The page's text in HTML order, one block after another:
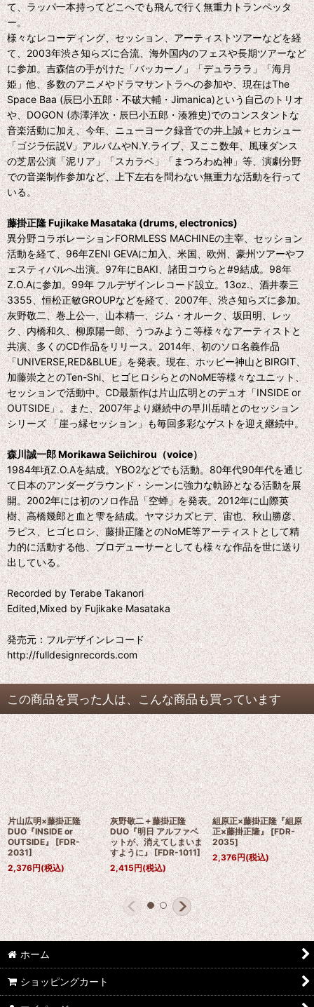
て、ラッパ一本持ってどこへでも飛んで行く無重力トランペッタ
ー。
様々なレコーディング、セッション、アーティストツアーなどを経
て、2003年渋さ知らズに合流、海外国内のフェスや長期ツアーなど
に参加。吉森信の手がけた「バッカーノ」「デュラララ」「海月
姫」他、多数のアニメやドラマサントラへの参加や、現在はThe
Space Baa (辰巳小五郎・不破大輔・Jimanica)という自己のトリオ
や、DOGON (赤澤洋次・辰巳小五郎・湊雅史)でのコンスタントな
音楽活動に加え、今年、ニューヨーク録音での井上誠＋ヒカシュー
「ゴジラ伝説V」アルバムやN.Y.ライブ、又ここ数年、風瑓ダンス
の芝居公演「泥リア」「スカラベ」「まつろわぬ神」等、演劇分野
での音楽制作参加など、上下左右を問わない無重力な活動を行って
いる。
藤掛正隆 Fujikake Masataka (drums, electronics)
異分野コラボレーションFORMLESS MACHINEの主宰、セッション
活動を経て、96年ZENI GEVAに加入、米国、欧州、豪州ツアーやフ
ェスティバルへ出演。97年にBAKI、諸田コウらと#9結成。98年
Z.O.Aに参加。99年 フルデザインレコード設立。13oz.、酒井泰三
3355、恒松正敏GROUPなどを経て、2007年、渋さ知らズに参加。
灰野敬二、巻上公一、山本精一、ジム・オルーク、坂田明、レッ
ク、内橋和久、柳原陽一郎、うつみようこ等様々なアーティストと
共演、多くのCD作品をリリース。2014年、初のソロ名義作品
「UNIVERSE,RED&BLUE」を発表。現在、ホッピー神山とBIRGIT、
加藤崇之とのTen-Shi、ヒゴヒロシらとのNoME等様々なユニット、
セッションで活動中。CD最新作は片山広明とのデュオ「INSIDE or
OUTSIDE」。また、2007年より継続中の早川岳晴とのセッション
シリーズ 「崖っ縁セッション」も毎回多彩なゲストを迎え継続中。
森川誠一郎 Morikawa Seiichirou（voice）
1984年頃Z.O.Aを結成。YBO2などでも活動。80年代90年代を通じ
て日本のアンダーグラウンド・シーンに強力な軌跡となる活動を展
開。2002年には初のソロ作品「空蝉」を発表。2012年に山際英
樹、高橋幾郎と血と雫を結成。ヤマジカズヒデ、宙也、秋山勝彦、
ラピス、ヒゴヒロシ、藤掛正隆とのNoME等アーティストとして精
力的に活動する他、プロデューサーとしても様々な作品を世に送り
出している。
Recorded by Terabe Takanori
Edited,Mixed by Fujikake Masataka
発売元：フルデザインレコード
http://fulldesignrecords.com
この商品を買った人は、こんな商品も買っています
片山広明×藤掛正隆
DUO『INSIDE or
OUTSIDE』 [FDR-
2031]
2,376円(税込)
灰野敬二＋藤掛正隆
DUO『明日 アルファベ
ットが、消えてしまいま
すように』 [FDR-1011]
2,415円(税込)
組原正×藤掛正隆『組原
正×藤掛正隆』 [FDR-
2035]
2,376円(税込)
ホーム
ショッピングカート